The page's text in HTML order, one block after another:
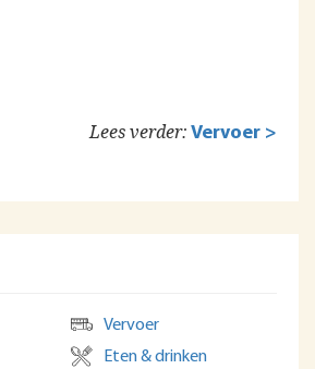
Lees verder: Vervoer >
Vervoer
Eten & drinken